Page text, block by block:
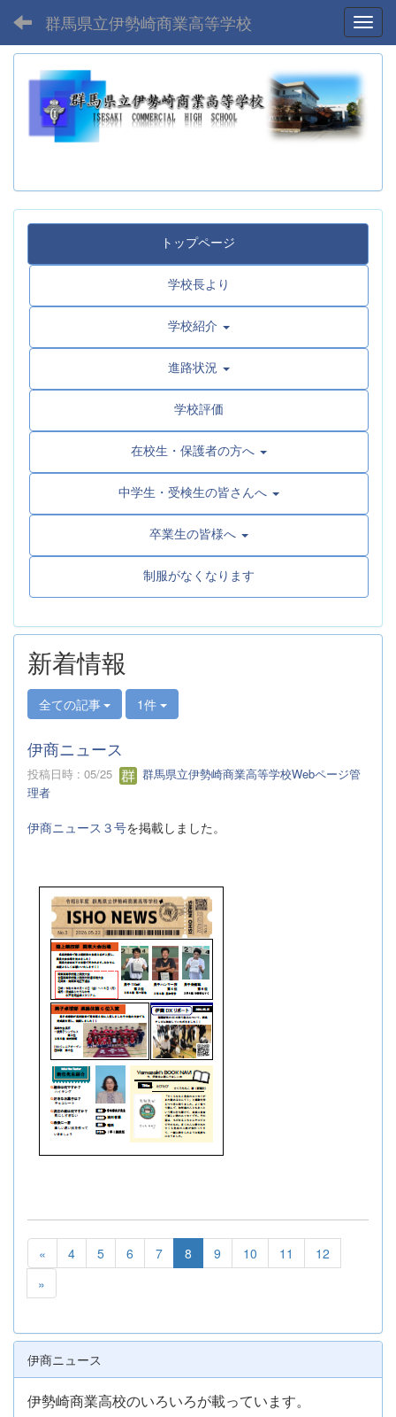
群馬県立伊勢崎商業高等学校
トップページ
学校長より
学校紹介
進路状況
学校評価
在校生・保護者の方へ
中学生・受検生の皆さんへ
卒業生の皆様へ
制服がなくなります
新着情報
全ての記事 1件
伊商ニュース
投稿日時 : 05/25
群馬県立伊勢崎商業高等学校Webページ管
理者
伊商ニュース３号を掲載しました。
« 4 5 6 7 8 9 10 11
12
»
伊商ニュース
伊勢崎商業高校のいろいろが載っています。